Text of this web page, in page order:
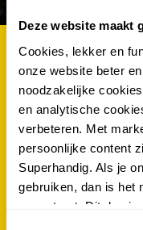
Deze website maakt
Cookies, lekker en
onze website beter
noodzakelijke
en analytische
verbeteren. Met
persoonlijke content
Superhandig. Als je
gebruiken, dan is het
accepteert. Dit doe
als eerste op de
kans maken op
nu in voor de
voornaam*
tussenvoegsel